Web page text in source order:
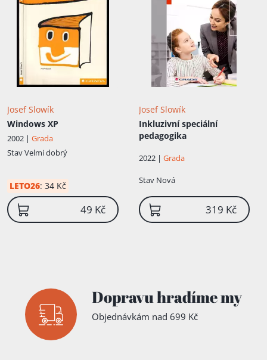
Josef Slowík
Windows XP
2002 | Grada
StavVelmi dobrý
LETO26: 34 Kč
49 Kč
Josef Slowík
Inkluzivní speciální
pedagogika
2022 | Grada
Stav Nová
319 Kč
Dopravu hradíme my
Objednávkám nad 699 Kč